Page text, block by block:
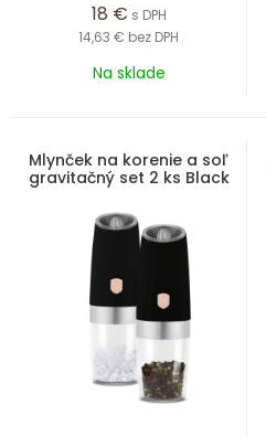
18 € s DPH
14,63 € bez DPH
Na sklade
Mlynček na korenie a soľ
gravitačný set 2 ks Black